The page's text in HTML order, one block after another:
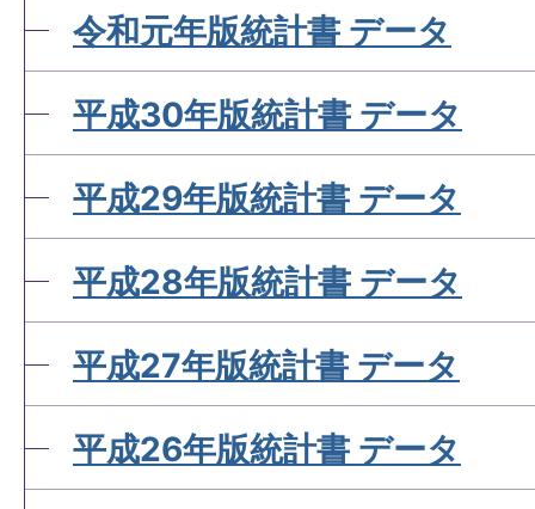
令和元年版統計書 データ
平成30年版統計書 データ
平成29年版統計書 データ
平成28年版統計書 データ
平成27年版統計書 データ
平成26年版統計書 データ